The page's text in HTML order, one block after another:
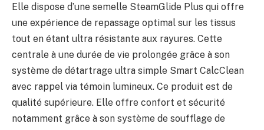
Elle dispose d’une semelle SteamGlide Plus qui offre
une expérience de repassage optimal sur les tissus
tout en étant ultra résistante aux rayures. Cette
centrale à une durée de vie prolongée grâce à son
système de détartrage ultra simple Smart CalcClean
avec rappel via témoin lumineux. Ce produit est de
qualité supérieure. Elle offre confort et sécurité
notamment grâce à son système de soufflage de